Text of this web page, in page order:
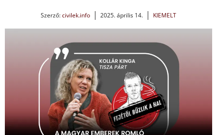
Szerző:civilek.info 2025. április 14. KIEMELT